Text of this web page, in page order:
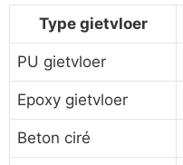
Type gietvloer
PU gietvloer
Epoxy gietvloer
Beton ciré